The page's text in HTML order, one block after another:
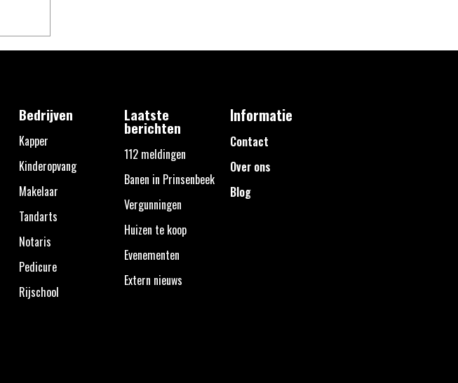
Bedrijven
Kapper
Kinderopvang
Makelaar
Tandarts
Notaris
Pedicure
Rijschool
Laatste
berichten
112 meldingen
Banen in Prinsenbeek
Vergunningen
Huizen te koop
Evenementen
Extern nieuws
Informatie
Contact
Over ons
Blog